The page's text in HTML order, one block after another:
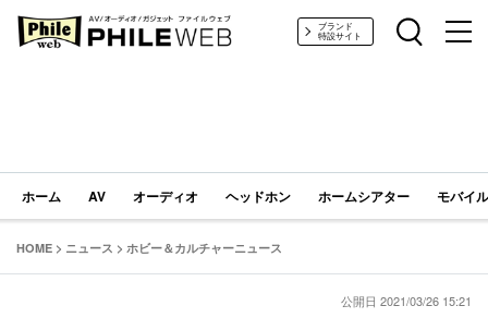
PHILE WEB｜AV/オーディオ/ガジェットブランド
特設サイト
ホーム AV オーディオ ヘッドホン ホームシアター モバイ
HOME > ニュース > ホビー＆カルチャーニュース
公開日 2021/03/26 15:21